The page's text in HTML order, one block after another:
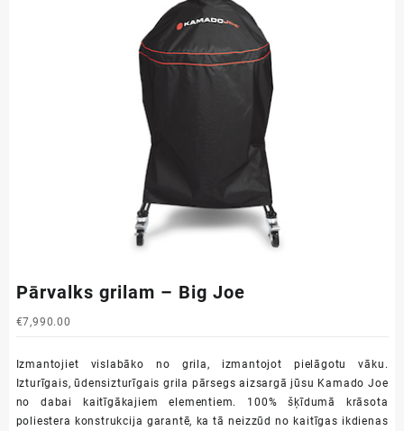
Pārvalks grilam – Big Joe
€7,990.00
Izmantojiet vislabāko no grila, izmantojot pielāgotu vāku.
Izturīgais, ūdensizturīgais grila pārsegs aizsargā jūsu Kamado Joe
no dabai kaitīgākajiem elementiem. 100% šķīdumā krāsota
poliestera konstrukcija garantē, ka tā neizzūd no kaitīgas ikdienas